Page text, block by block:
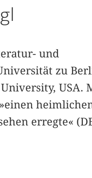
und
zu
USA.
erregte«